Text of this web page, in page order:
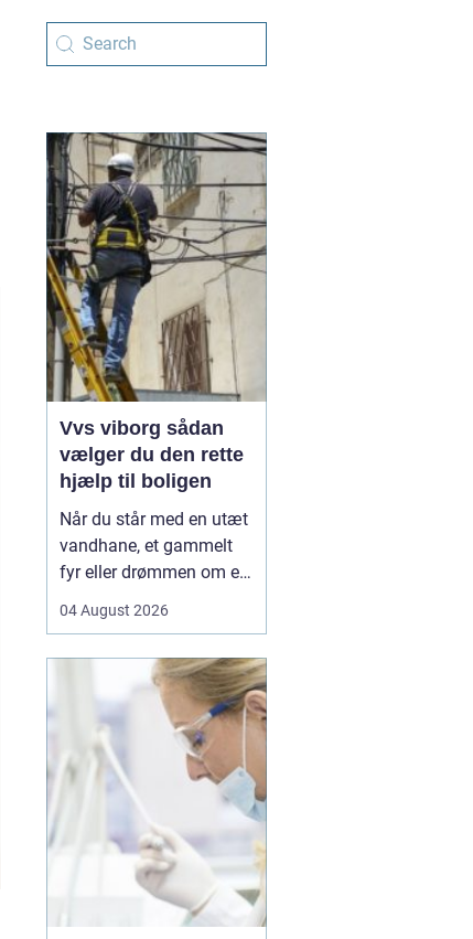
Vvs viborg sådan
vælger du den rette
hjælp til boligen
Når du står med en utæt
vandhane, et gammelt
fyr eller drømmen om et
dygtig VVSer være
løsning og en dyr
langtidsskade. I Viborg
og omegn findes der
mange fagfolk, men
hvordan sikrer du dig, at
04 August 2026